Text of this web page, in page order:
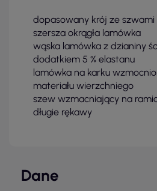
dopasowany krój ze szwami
szersza okrągła lamówka
wąska lamówka z dzianiny
dodatkiem 5 % elastanu
lamówka na karku
materiału wierzchniego
szew wzmacniający na
długie rękawy
Dane